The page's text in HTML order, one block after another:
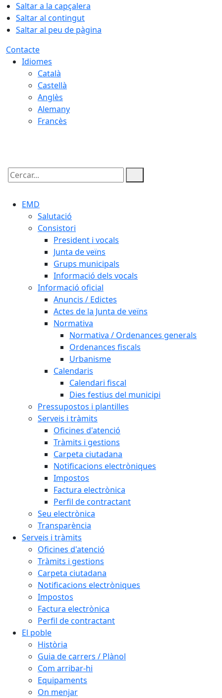
Saltar a la capçalera
Saltar al contingut
Saltar al peu de pàgina
Contacte
Idiomes
Català
Castellà
Anglès
Alemany
Francès
Cercar:
EMD
Salutació
Consistori
President i vocals
Junta de veïns
Grups municipals
Informació dels vocals
Informació oficial
Anuncis / Edictes
Actes de la Junta de veïns
Normativa
Normativa / Ordenances generals
Ordenances fiscals
Urbanisme
Calendaris
Calendari fiscal
Dies festius del municipi
Pressupostos i plantilles
Serveis i tràmits
Oficines d'atenció
Tràmits i gestions
Carpeta ciutadana
Notificacions electròniques
Impostos
Factura electrònica
Perfil de contractant
Seu electrònica
Transparència
Serveis i tràmits
Oficines d'atenció
Tràmits i gestions
Carpeta ciutadana
Notificacions electròniques
Impostos
Factura electrònica
Perfil de contractant
El poble
Història
Guia de carrers / Plànol
Com arribar-hi
Equipaments
On menjar